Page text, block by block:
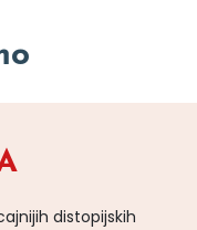
distopijskih